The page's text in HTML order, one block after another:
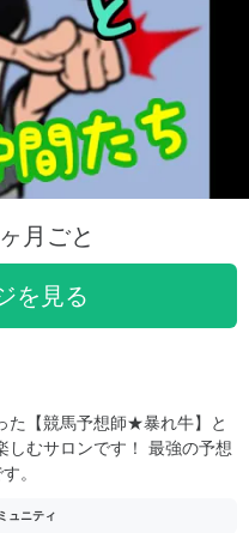
月ごと
を見る
た【競馬予想師★暴れ牛】と
しむサロンです！ 最強の予想
。
ュニティ